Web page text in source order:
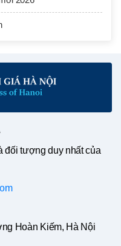
tượng duy nhất của
Hoàn Kiếm, Hà Nội